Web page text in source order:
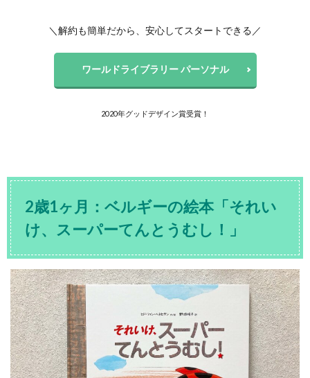
＼解約も簡単だから、安心してスタートできる／
ワールドライブラリー パーソナル
2020年グッドデザイン賞受賞！
2歳1ヶ月：ベルギーの絵本「それい
け、スーパーてんとうむし！」